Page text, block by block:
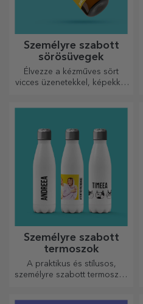
Személyre szabott
sörösüvegek
Élvezze a kézműves sört
vicces üzenetekkel, képekkel
Személyre szabott
termoszok
A praktikus és stílusos,
személyre szabott termoszok